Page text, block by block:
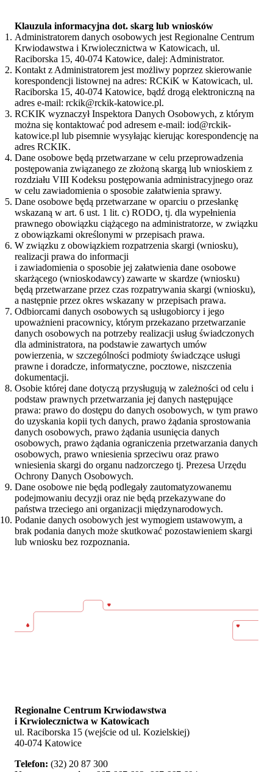
Klauzula informacyjna dot. skarg lub wniosków
Administratorem danych osobowych jest Regionalne Centrum
Krwiodawstwa i Krwiolecznictwa w Katowicach, ul.
Raciborska 15, 40-074 Katowice, dalej: Administrator.
Kontakt z Administratorem jest możliwy poprzez skierowanie
korespondencji listownej na adres: RCKiK w Katowicach, ul.
Raciborska 15, 40-074 Katowice, bądź drogą elektroniczną na
adres e-mail: rckik@rckik-katowice.pl.
RCKIK wyznaczył Inspektora Danych Osobowych, z którym
można się kontaktować pod adresem e-mail: iod@rckik-
katowice.pl lub pisemnie wysyłając kierując korespondencję na
adres RCKIK.
Dane osobowe będą przetwarzane w celu przeprowadzenia
postępowania związanego ze złożoną skargą lub wnioskiem z
rozdziału VIII Kodeksu postępowania administracyjnego oraz
w celu zawiadomienia o sposobie załatwienia sprawy.
Dane osobowe będą przetwarzane w oparciu o przesłankę
wskazaną w art. 6 ust. 1 lit. c) RODO, tj. dla wypełnienia
prawnego obowiązku ciążącego na administratorze, w związku
z obowiązkami określonymi w przepisach prawa.
W związku z obowiązkiem rozpatrzenia skargi (wniosku),
realizacji prawa do informacji
i zawiadomienia o sposobie jej załatwienia dane osobowe
skarżącego (wnioskodawcy) zawarte w skardze (wniosku)
będą przetwarzane przez czas rozpatrywania skargi (wniosku),
a następnie przez okres wskazany w przepisach prawa.
Odbiorcami danych osobowych są usługobiorcy i jego
upoważnieni pracownicy, którym przekazano przetwarzanie
danych osobowych na potrzeby realizacji usług świadczonych
dla administratora, na podstawie zawartych umów
powierzenia, w szczególności podmioty świadczące usługi
prawne i doradcze, informatyczne, pocztowe, niszczenia
dokumentacji.
Osobie której dane dotyczą przysługują w zależności od celu i
podstaw prawnych przetwarzania jej danych następujące
prawa: prawo do dostępu do danych osobowych, w tym prawo
do uzyskania kopii tych danych, prawo żądania sprostowania
danych osobowych, prawo żądania usunięcia danych
osobowych, prawo żądania ograniczenia przetwarzania danych
osobowych, prawo wniesienia sprzeciwu oraz prawo
wniesienia skargi do organu nadzorczego tj. Prezesa Urzędu
Ochrony Danych Osobowych.
Dane osobowe nie będą podlegały zautomatyzowanemu
podejmowaniu decyzji oraz nie będą przekazywane do
państwa trzeciego ani organizacji międzynarodowych.
Podanie danych osobowych jest wymogiem ustawowym, a
brak podania danych może skutkować pozostawieniem skargi
lub wniosku bez rozpoznania.
Regionalne Centrum Krwiodawstwa
i Krwiolecznictwa w Katowicach
ul. Raciborska 15 (wejście od ul. Kozielskiej)
40-074 Katowice
Telefon: (32) 20 87 300